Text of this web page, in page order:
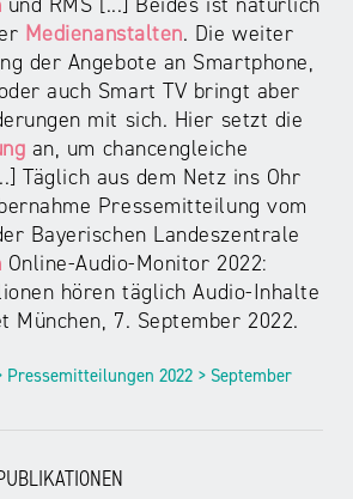
und RMS [...] Beides ist natürlich
Medienanstalten. Die weiter
der Angebote an Smartphone,
auch Smart TV bringt aber
mit sich. Hier setzt die
an, um chancengleiche
Täglich aus dem Netz ins Ohr
Pressemitteilung vom
Bayerischen Landeszentrale
Online-Audio-Monitor 2022:
hören täglich Audio-Inhalte
München, 7. September 2022.
Pressemitteilungen 2022 > September